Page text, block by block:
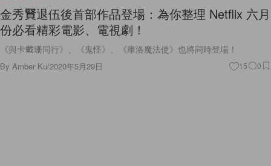
金秀賢退伍後首部作品登場：為你整理 Netflix 六月
份必看精彩電影、電視劇！
《與卡戴珊同行》、《鬼怪》、《庫洛魔法使》也將同時登場！
By Amber Ku/2020年5月29日 15 0